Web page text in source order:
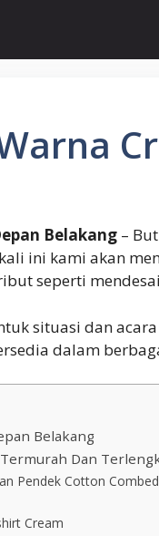
Belakang –
ini kami akan
seperti
situasi dan
dalam
Belakang
Termurah Dan
Pendek Cotton
Cream